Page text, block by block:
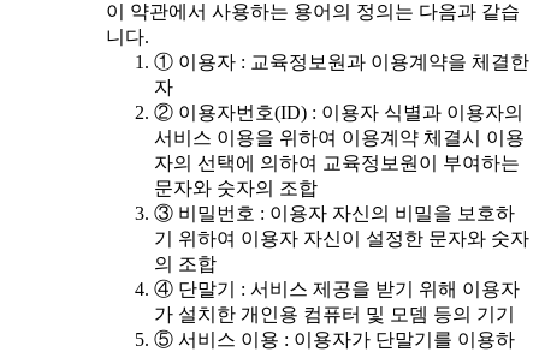
이 약관에서 사용하는 용어의 정의는 다음과 같습
니다.
① 이용자 : 교육정보원과 이용계약을 체결한
자
② 이용자번호(ID) : 이용자 식별과 이용자의
서비스 이용을 위하여 이용계약 체결시 이용
자의 선택에 의하여 교육정보원이 부여하는
문자와 숫자의 조합
③ 비밀번호 : 이용자 자신의 비밀을 보호하
기 위하여 이용자 자신이 설정한 문자와 숫자
의 조합
④ 단말기 : 서비스 제공을 받기 위해 이용자
가 설치한 개인용 컴퓨터 및 모뎀 등의 기기
⑤ 서비스 이용 : 이용자가 단말기를 이용하